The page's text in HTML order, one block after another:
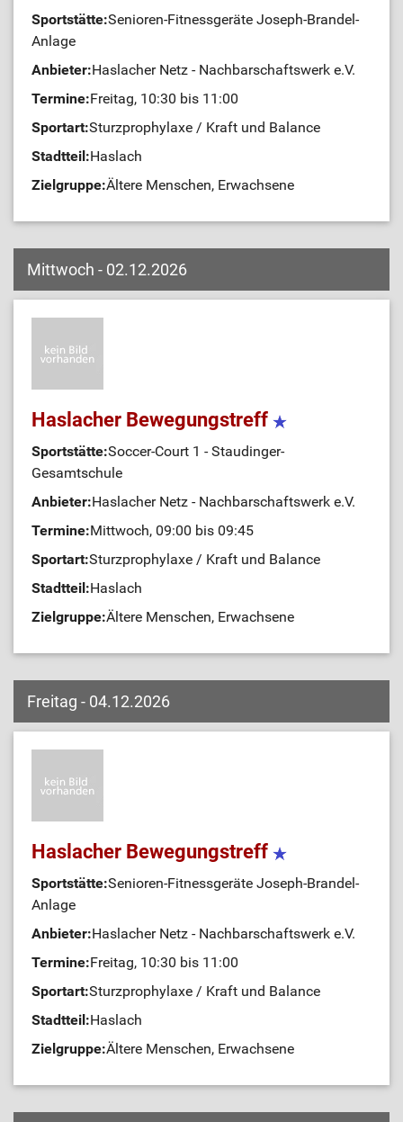
Sportstätte:Senioren-Fitnessgeräte Joseph-Brandel-
Anlage
Anbieter:Haslacher Netz - Nachbarschaftswerk e.V.
Termine:Freitag, 10:30 bis 11:00
Sportart:Sturzprophylaxe / Kraft und Balance
Stadtteil:Haslach
Zielgruppe:Ältere Menschen, Erwachsene
Mittwoch - 02.12.2026
Haslacher Bewegungstreff
Sportstätte:Soccer-Court 1 - Staudinger-
Gesamtschule
Anbieter:Haslacher Netz - Nachbarschaftswerk e.V.
Termine:Mittwoch, 09:00 bis 09:45
Sportart:Sturzprophylaxe / Kraft und Balance
Stadtteil:Haslach
Zielgruppe:Ältere Menschen, Erwachsene
Freitag - 04.12.2026
Haslacher Bewegungstreff
Sportstätte:Senioren-Fitnessgeräte Joseph-Brandel-
Anlage
Anbieter:Haslacher Netz - Nachbarschaftswerk e.V.
Termine:Freitag, 10:30 bis 11:00
Sportart:Sturzprophylaxe / Kraft und Balance
Stadtteil:Haslach
Zielgruppe:Ältere Menschen, Erwachsene